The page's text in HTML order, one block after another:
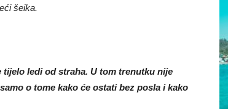
šeika.
ledi od straha. U tom trenutku nije
o tome kako će ostati bez posla i kako